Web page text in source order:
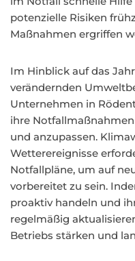
potenzielle Risiken
Maßnahmen ergriffen
Im Hinblick auf das
verändernden
Unternehmen in
ihre
und anzupassen.
Wetterereignisse
Notfallpläne, um auf
vorbereitet zu sein.
proaktiv handeln und
regelmäßig
Betriebs stärken und